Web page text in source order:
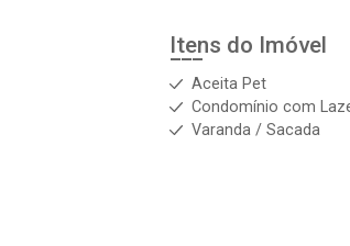
Itens do Imóvel
Aceita Pet
Condomínio com
Varanda / Sacada